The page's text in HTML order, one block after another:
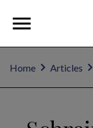
Home Articles